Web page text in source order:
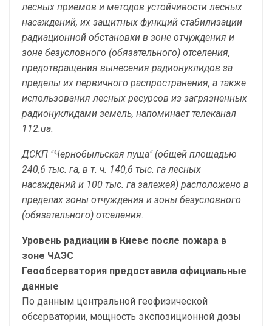
лесных приемов и методов устойчивости лесных
насаждений, их защитных функций стабилизации
радиационной обстановки в зоне отчуждения и
зоне безусловного (обязательного) отселения,
предотвращения вынесения радионуклидов за
пределы их первичного распространения, а также
использования лесных ресурсов из загрязненных
радионуклидами земель, напоминает телеканал
112.ua.
ДСКП "Чернобыльская пуща" (общей площадью
240,6 тыс. га, в т. ч. 140,6 тыс. га лесных
насаждений и 100 тыс. га залежей) расположено в
пределах зоны отчуждения и зоны безусловного
(обязательного) отселения.
Уровень радиации в Киеве после пожара в
зоне ЧАЭС
Геообсерватория предоставила официальные
данные
По данным центральной геофизической
обсерватории, мощность экспозиционной дозы